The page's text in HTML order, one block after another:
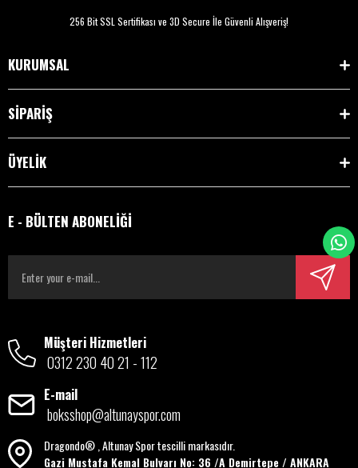
256 Bit SSL Sertifikası ve 3D Secure İle Güvenli Alışveriş!
KURUMSAL
SİPARİŞ
ÜYELİK
E - BÜLTEN ABONELİĞİ
Müşteri Hizmetleri
0312 230 40 21 - 112
E-mail
boksshop@altunayspor.com
Dragondo® , Altunay Spor tescilli markasıdır.
Gazi Mustafa Kemal Bulvarı No: 36 /A Demirtepe / ANKARA